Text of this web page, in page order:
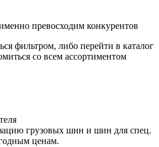
превосходим конкурентов
фильтром, либо перейти в каталог
со всем ассортиментом
грузовых шин и шин для спец.
ценам.